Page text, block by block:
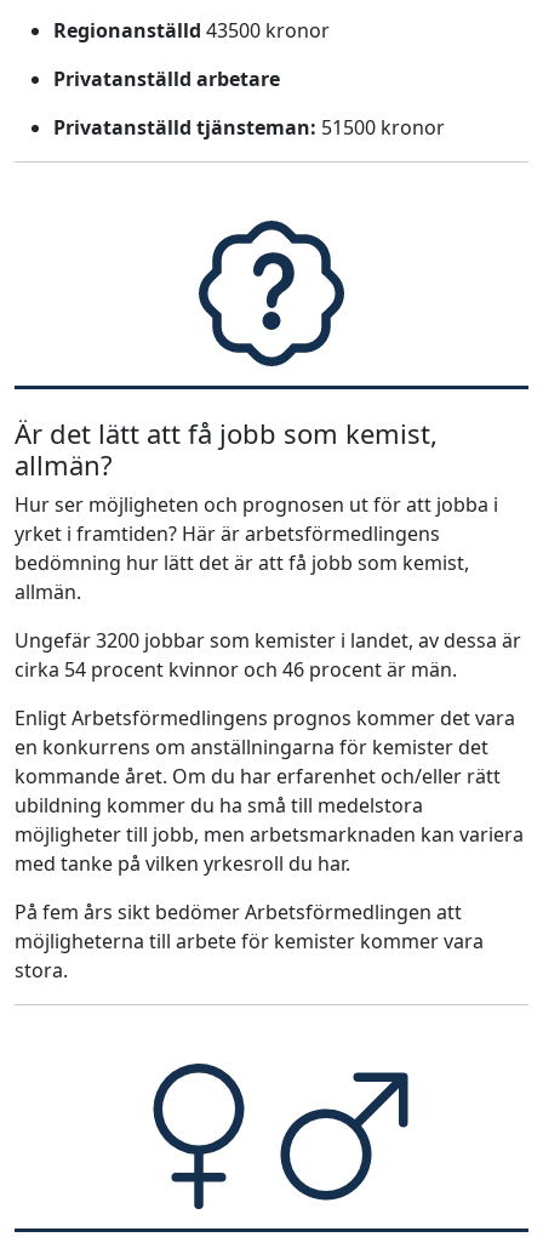
Regionanställd 43500 kronor
Privatanställd arbetare
Privatanställd tjänsteman: 51500 kronor
Är det lätt att få jobb som kemist,
allmän?
Hur ser möjligheten och prognosen ut för att jobba i
yrket i framtiden? Här är arbetsförmedlingens
bedömning hur lätt det är att få jobb som kemist,
allmän.
Ungefär 3200 jobbar som kemister i landet, av dessa är
cirka 54 procent kvinnor och 46 procent är män.
Enligt Arbetsförmedlingens prognos kommer det vara
en konkurrens om anställningarna för kemister det
kommande året. Om du har erfarenhet och/eller rätt
ubildning kommer du ha små till medelstora
möjligheter till jobb, men arbetsmarknaden kan variera
med tanke på vilken yrkesroll du har.
På fem års sikt bedömer Arbetsförmedlingen att
möjligheterna till arbete för kemister kommer vara
stora.